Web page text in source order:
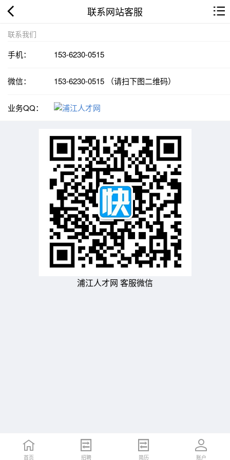
联系网站客服
联系我们
手机： 153-6230-0515
微信： 153-6230-0515 （请扫下图二维码）
业务QQ：
浦江人才网 客服微信
首页 招聘 简历 账户